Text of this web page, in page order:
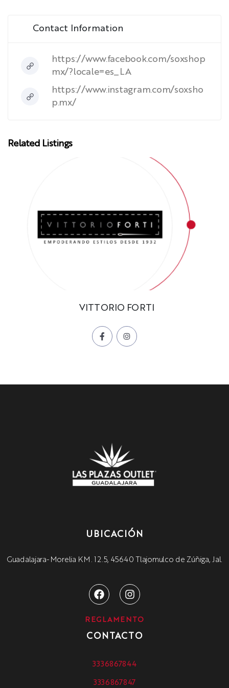
Contact Information
https://www.facebook.com/soxshop
mx/?locale=es_LA
https://www.instagram.com/soxsho
p.mx/
Related Listings
VITTORIO FORTI
UBICACIÓN
Guadalajara-Morelia KM. 12.5, 45640 Tlajomulco de Zúñiga, Jal.
REGLAMENTO
CONTACTO
3336867844
3336867847